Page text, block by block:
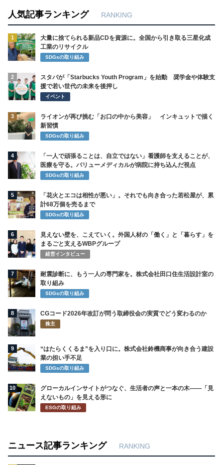
人気記事ランキング RANKING
1
大量に捨てられる新品CDを資源に。全国から引き取る三星化成
工業のリサイクル
SDGsの取り組み
2
スタバが「Starbucks Youth Program」を始動 奨学金や体験支
援で若い世代の未来を後押し
イベント
3
ライオンが再び挑む「お口の中から美容」 インキュットで描く
新習慣
SDGsの取り組み
4
「一人で頑張ることは、自立ではない」看護師を支えることが、
医療を守る。バリューメディカルが病院に持ち込んだ視点
SDGsの取り組み
5
「花火とエコは相性が悪い」。それでも向き合った若松屋が、累
計68万個を売るまで
SDGsの取り組み
6
見えない壁を、こえていく。外国人材の「働く」と「暮らす」を
まるごと支えるWBPグループ
経営インタビュー
7
耐震診断に、もう一人の専門家を。株式会社田口住生活設計室の
取り組み
SDGsの取り組み
8 CGコード2026年改訂が問う取締役会の実質でどう変わるのか
株主
9
“はたらくくるま”を入り口に。株式会社鈴機商事が向き合う建設
業の担い手不足
SDGsの取り組み
10
グローカルインサイトがつなぐ、生活者の声と一本の木――「見
えないもの」を見える形に
ESGの取り組み
ニュース記事ランキング RANKING